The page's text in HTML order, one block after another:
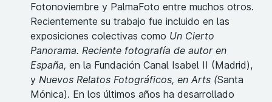
Fotonoviembre y PalmaFoto entre muchos otros.
Recientemente su trabajo fue incluido en las
exposiciones colectivas como Un Cierto
Panorama. Reciente fotografía de autor en
España, en la Fundación Canal Isabel II (Madrid),
y Nuevos Relatos Fotográficos, en Arts (Santa
Mónica). En los últimos años ha desarrollado